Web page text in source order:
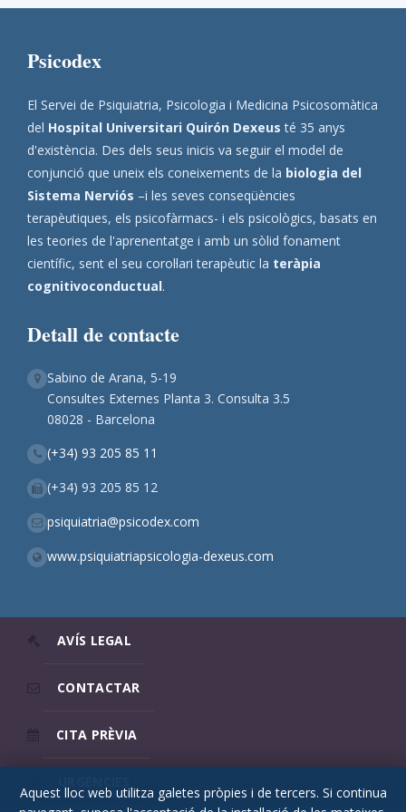
Psicodex
El Servei de Psiquiatria, Psicologia i Medicina Psicosomàtica
del Hospital Universitari Quirón Dexeus té 35 anys
d'existència. Des dels seus inicis va seguir el model de
conjunció que uneix els coneixements de la biologia del
Sistema Nerviós –i les seves conseqüències
terapèutiques, els psicofàrmacs- i els psicològics, basats en
les teories de l'aprenentatge i amb un sòlid fonament
científic, sent el seu corol·lari terapèutic la teràpia
cognitivoconductual.
Detall de contacte
Sabino de Arana, 5-19
Consultes Externes Planta 3. Consulta 3.5
08028 - Barcelona
(+34) 93 205 85 11
(+34) 93 205 85 12
psiquiatria@psicodex.com
www.psiquiatriapsicologia-dexeus.com
AVÍS LEGAL
CONTACTAR
CITA PRÈVIA
Aquest lloc web utilitza galetes pròpies i de tercers. Si continua